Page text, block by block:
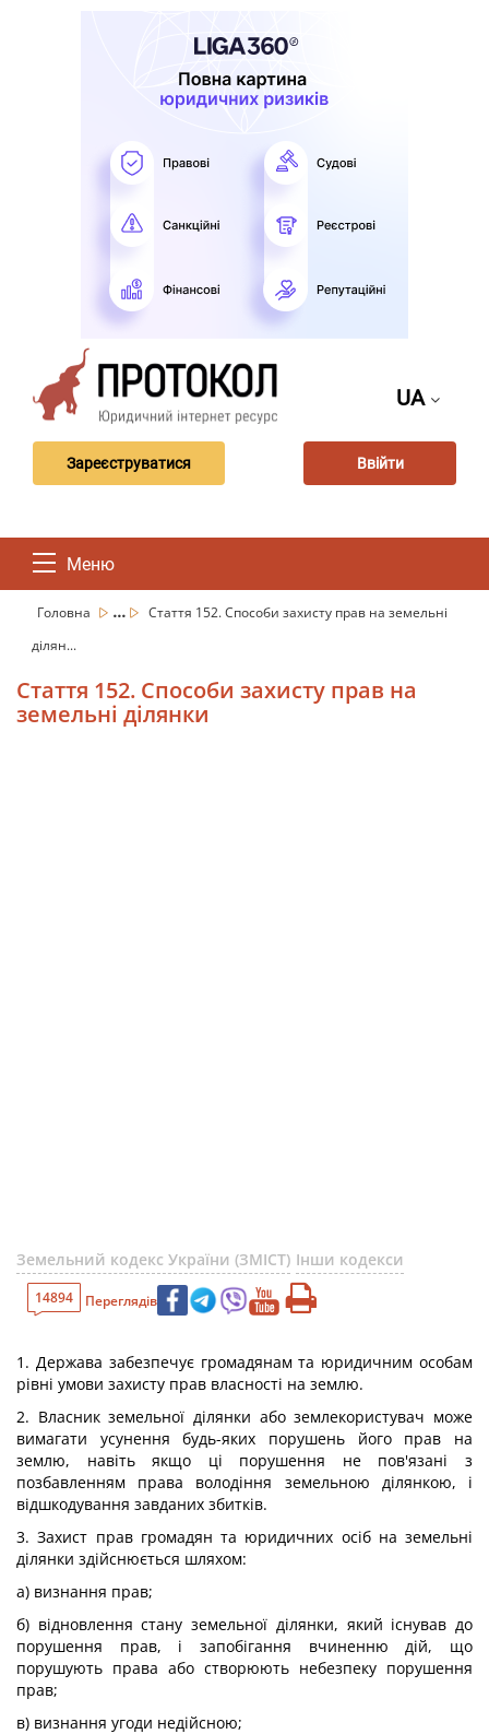
UA
Зареєструватися Ввійти
Меню
Головна ...
Стаття 152. Способи захисту прав на земельні
ділян...
Стаття 152. Способи захисту прав на
земельні ділянки
Земельний кодекс України (ЗМІСТ) Інши кодекси
14894 Переглядів
1. Держава забезпечує громадянам та юридичним особам
рівні умови захисту прав власності на землю.
2. Власник земельної ділянки або землекористувач може
вимагати усунення будь-яких порушень його прав на
землю, навіть якщо ці порушення не пов'язані з
позбавленням права володіння земельною ділянкою, і
відшкодування завданих збитків.
3. Захист прав громадян та юридичних осіб на земельні
ділянки здійснюється шляхом:
а) визнання прав;
б) відновлення стану земельної ділянки, який існував до
порушення прав, і запобігання вчиненню дій, що
порушують права або створюють небезпеку порушення
прав;
в) визнання угоди недійсною;